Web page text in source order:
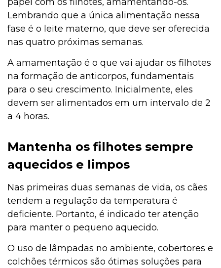
Lembrando que a única alimentação nessa
fase é o leite materno, que deve ser oferecida
nas quatro próximas semanas.
A amamentação é o que vai ajudar os filhotes
na formação de anticorpos, fundamentais
para o seu crescimento. Inicialmente, eles
devem ser alimentados em um intervalo de 2
a 4 horas.
Mantenha os filhotes sempre
aquecidos e limpos
Nas primeiras duas semanas de vida, os cães
tendem a regulação da temperatura é
deficiente. Portanto, é indicado ter atenção
para manter o pequeno aquecido.
O uso de lâmpadas no ambiente, cobertores e
colchões térmicos são ótimas soluções para